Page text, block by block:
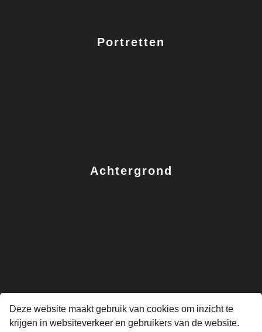
Portretten
Achtergrond
Deze website maakt gebruik van cookies om inzicht te
krijgen in websiteverkeer en gebruikers van de website.